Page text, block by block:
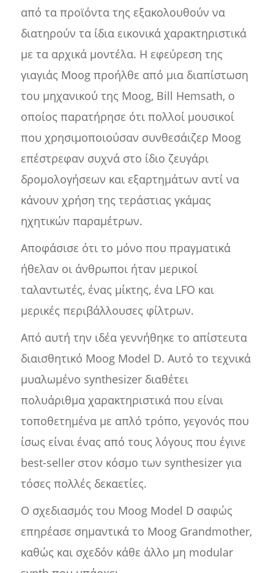
από τα προϊόντα της εξακολουθούν να
διατηρούν τα ίδια εικονικά χαρακτηριστικά
με τα αρχικά μοντέλα. Η εφεύρεση της
γιαγιάς Moog προήλθε από μια διαπίστωση
του μηχανικού της Moog, Bill Hemsath, ο
οποίος παρατήρησε ότι πολλοί μουσικοί
που χρησιμοποιούσαν συνθεσάιζερ Moog
επέστρεφαν συχνά στο ίδιο ζευγάρι
δρομολογήσεων και εξαρτημάτων αντί να
κάνουν χρήση της τεράστιας γκάμας
ηχητικών παραμέτρων.
Αποφάσισε ότι το μόνο που πραγματικά
ήθελαν οι άνθρωποι ήταν μερικοί
ταλαντωτές, ένας μίκτης, ένα LFO και
μερικές περιβάλλουσες φίλτρων.
Από αυτή την ιδέα γεννήθηκε το απίστευτα
διαισθητικό Moog Model D. Αυτό το τεχνικά
μυαλωμένο synthesizer διαθέτει
πολυάριθμα χαρακτηριστικά που είναι
τοποθετημένα με απλό τρόπο, γεγονός που
ίσως είναι ένας από τους λόγους που έγινε
best-seller στον κόσμο των synthesizer για
τόσες πολλές δεκαετίες.
Ο σχεδιασμός του Moog Model D σαφώς
επηρέασε σημαντικά το Moog Grandmother,
καθώς και σχεδόν κάθε άλλο μη modular